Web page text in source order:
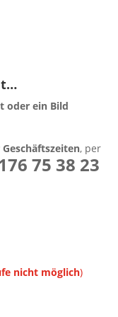
oder ein Bild
, per
75 38 23
nicht möglich)